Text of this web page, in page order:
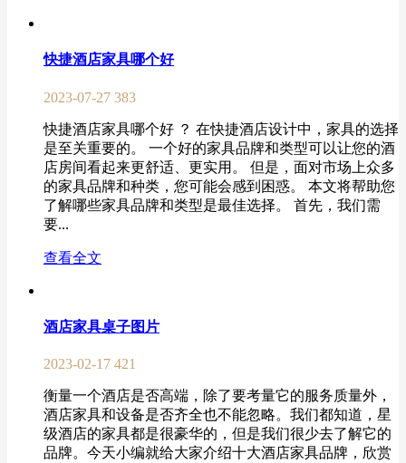
快捷酒店家具哪个好
2023-07-27 383
快捷酒店家具哪个好 ？ 在快捷酒店设计中，家具的选择
是至关重要的。 一个好的家具品牌和类型可以让您的酒
店房间看起来更舒适、更实用。 但是，面对市场上众多
的家具品牌和种类，您可能会感到困惑。 本文将帮助您
了解哪些家具品牌和类型是最佳选择。 首先，我们需
要...
查看全文
酒店家具桌子图片
2023-02-17 421
衡量一个酒店是否高端，除了要考量它的服务质量外，
酒店家具和设备是否齐全也不能忽略。我们都知道，星
级酒店的家具都是很豪华的，但是我们很少去了解它的
品牌。今天小编就给大家介绍十大酒店家具品牌，欣赏